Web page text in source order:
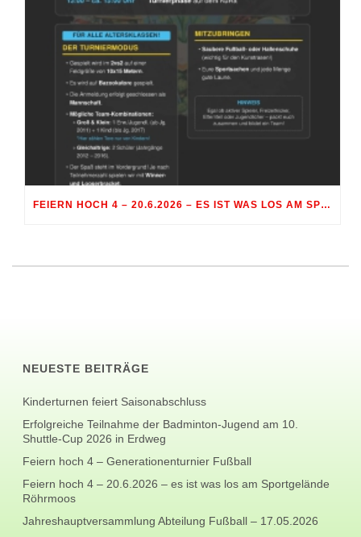
FEIERN HOCH 4 – 20.6.2026 – ES IST WAS LOS AM SPORTGELÄNDE RÖHRMOOS
NEUESTE BEITRÄGE
Kinderturnen feiert Saisonabschluss
Erfolgreiche Teilnahme der Badminton-Jugend am 10.
Shuttle-Cup 2026 in Erdweg
Feiern hoch 4 – Generationenturnier Fußball
Feiern hoch 4 – 20.6.2026 – es ist was los am Sportgelände
Röhrmoos
Jahreshauptversammlung Abteilung Fußball – 17.05.2026